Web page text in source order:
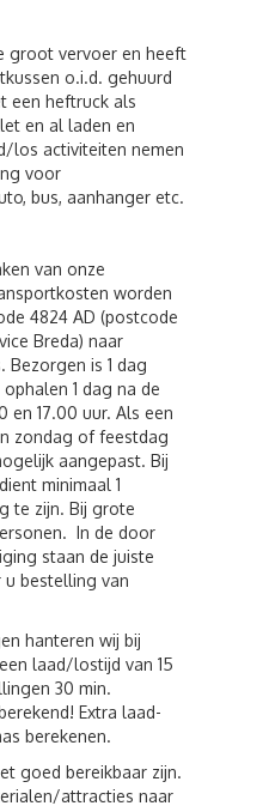
groot vervoer en heeft
o.i.d. gehuurd
een heftruck als
en al laden en
los activiteiten nemen
voor
bus, aanhanger etc.
van onze
worden
4824 AD (postcode
Breda) naar
Bezorgen is 1 dag
1 dag na de
en 17.00 uur. Als een
zondag of feestdag
aangepast. Bij
minimaal 1
te zijn. Bij grote
In de door
staan de juiste
bestelling van
hanteren wij bij
laad/lostijd van 15
30 min.
Extra laad-
berekenen.
goed bereikbaar zijn.
attracties naar